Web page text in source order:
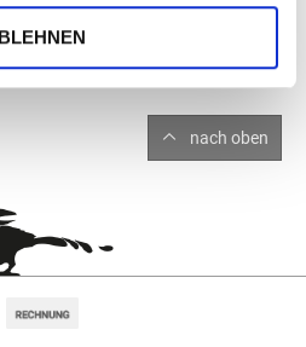
nach oben